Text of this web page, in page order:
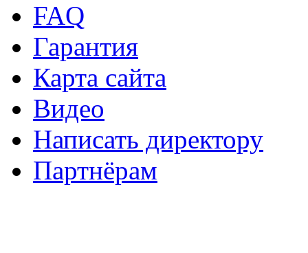
FAQ
Гарантия
Карта сайта
Видео
Написать директору
Партнёрам